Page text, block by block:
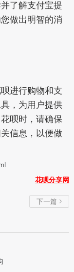
了解支付宝提
做出明智的消
进行购物和支
，为用户提供
呗时，请确保
信息，以便做
花呗分享网
下一篇 